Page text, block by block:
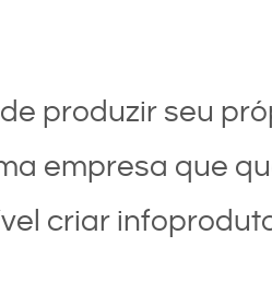
produzir seu
empresa que
criar